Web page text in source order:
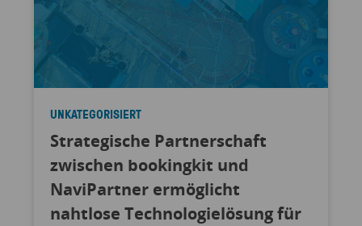
UNKATEGORISIERT
Strategische Partnerschaft
zwischen bookingkit und
NaviPartner ermöglicht
nahtlose Technologielösung für